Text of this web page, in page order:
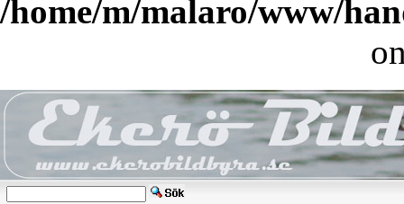
/home/m/malaro/www/